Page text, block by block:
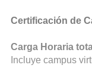
Certificación de
Carga Horaria
Incluye campus